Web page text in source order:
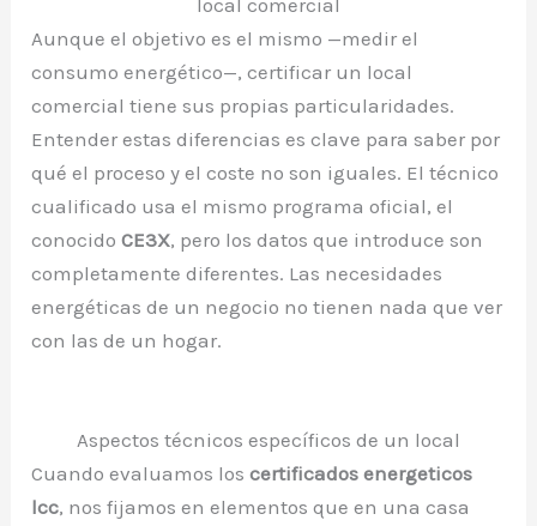
Aunque el objetivo es el mismo —medir el
consumo energético—, certificar un local
comercial tiene sus propias particularidades.
Entender estas diferencias es clave para saber por
qué el proceso y el coste no son iguales. El técnico
cualificado usa el mismo programa oficial, el
conocidoCE3X, pero los datos que introduce son
completamente diferentes. Las necesidades
energéticas de un negocio no tienen nada que ver
con las de un hogar.
Aspectos técnicos específicos de un local
Cuando evaluamos loscertificados energeticos
lcc, nos fijamos en elementos que en una casa